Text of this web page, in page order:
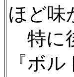
ほど味
特に
『ボ